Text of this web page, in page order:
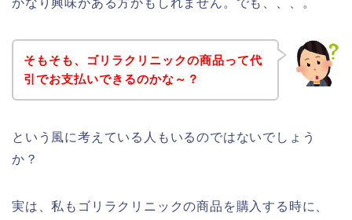
かなり興味がある方かもしれません。でも、、、。
そもそも、ゴリラクリニックの商品って代
引でお支払いできるのかな～？
という風に考えている人もいるのではないでしょう
か？
実は、私もゴリラクリニックの商品を購入する時に、